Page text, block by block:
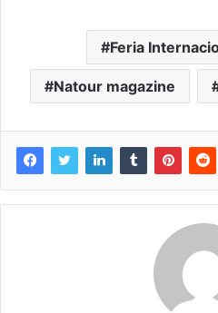
Feria
Natour magazine